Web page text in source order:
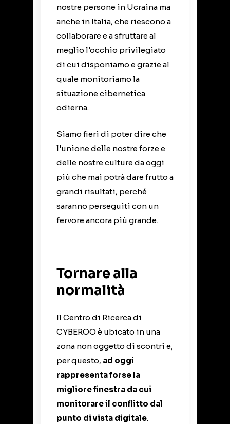
nostre persone in Ucraina ma
anche in Italia, che riescono a
collaborare e a sfruttare al
meglio l'occhio privilegiato
di cui disponiamo e grazie al
quale monitoriamo la
situazione cibernetica
odierna.
Siamo fieri di poter dire che
l'unione delle nostre forze e
delle nostre culture da oggi
più che mai potrà dare frutto a
grandi risultati, perché
saranno perseguiti con un
fervore ancora più grande.
Tornare alla
normalità
Il Centro di Ricerca di
CYBEROO è ubicato in una
zona non oggetto di scontri e,
per questo, ad oggi
rappresenta forse la
migliore finestra da cui
monitorare il conflitto dal
punto di vista digitale.